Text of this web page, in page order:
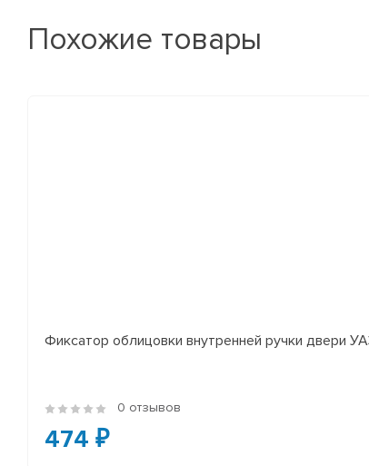
Похожие товары
Фиксатор облицовки внутренней ручки двери
0 отзывов
474 ₽